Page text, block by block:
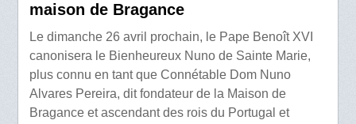
maison de Bragance
Le dimanche 26 avril prochain, le Pape Benoît XVI
canonisera le Bienheureux Nuno de Sainte Marie,
plus connu en tant que Connétable Dom Nuno
Alvares Pereira, dit fondateur de la Maison de
Bragance et ascendant des rois du Portugal et